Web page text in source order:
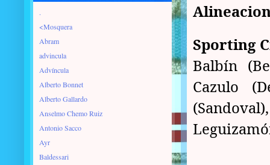
Sporting
Balbín
Cazulo
.
<Mosquera
Abram
advincula
Advíncula
Alberto Bonnet
Alberto Gallardo
Anselmo Chemo Ruiz
Antonio Sacco
Ayr
Baldessari